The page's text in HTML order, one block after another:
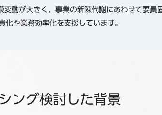
動が大きく、事業の新陳代謝にあわせて要
化や業務効率化を支援しています。
ング検討した背景